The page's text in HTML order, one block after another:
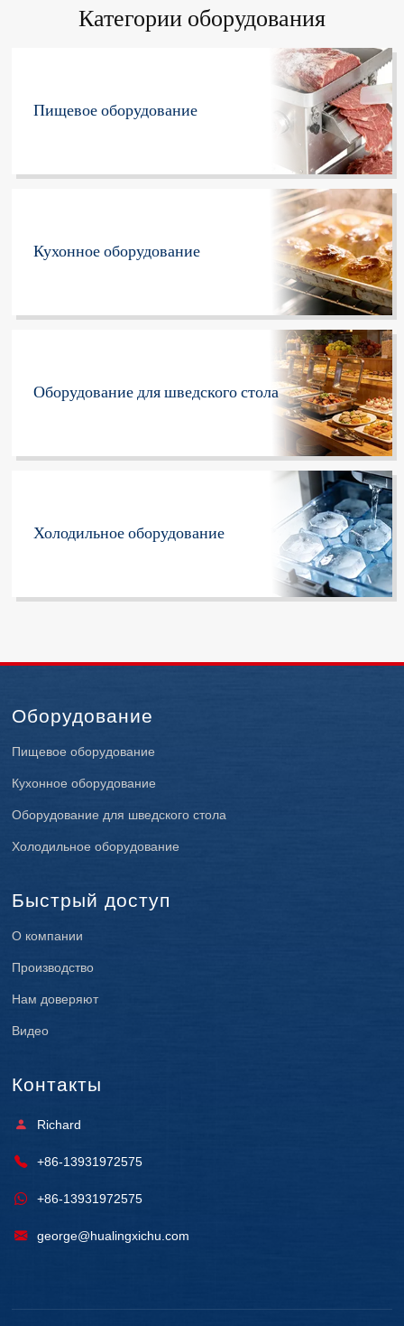
Категории оборудования
Пищевое оборудование
Кухонное оборудование
Оборудование для шведского стола
Холодильное оборудование
Оборудование
Пищевое оборудование
Кухонное оборудование
Оборудование для шведского стола
Холодильное оборудование
Быстрый доступ
О компании
Производство
Нам доверяют
Видео
Контакты
Richard
+86-13931972575
+86-13931972575
george@hualingxichu.com